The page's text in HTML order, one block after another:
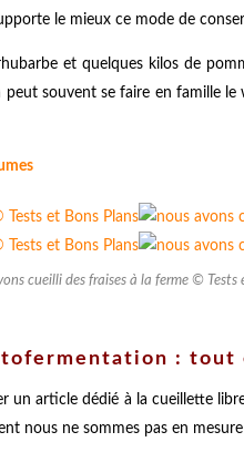
le mieux ce mode de
et quelques kilos de
souvent se faire en famille le
cueilli des fraises à la ferme © Tests
: tout
un article dédié à la cueillette
nous ne sommes pas en